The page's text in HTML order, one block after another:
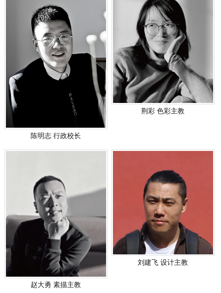
陈明志 行政校长
荆彩 色彩主教
赵大勇 素描主教
刘建飞 设计主教